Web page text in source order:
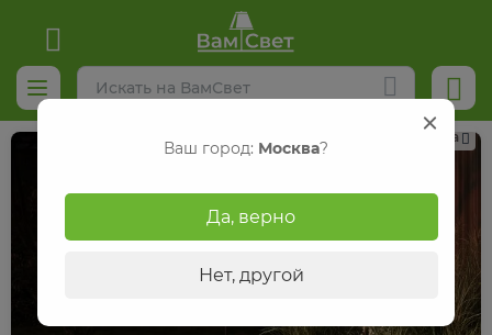
Реклама
Ваш город: Москва?
Да, верно
Нет, другой